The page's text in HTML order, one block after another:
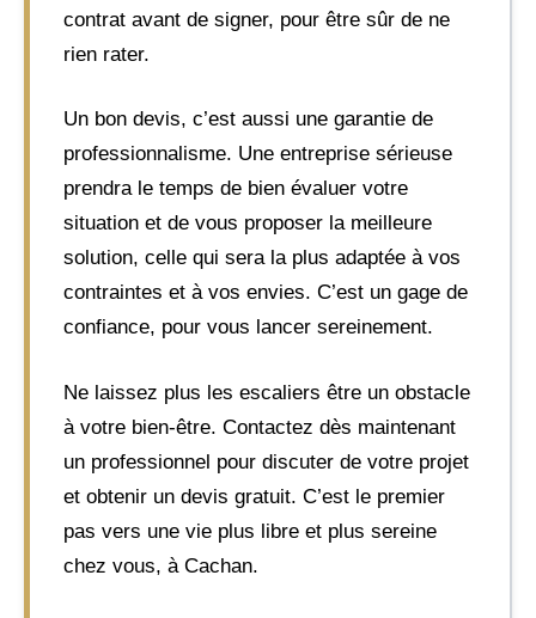
contrat avant de signer, pour être sûr de ne
rien rater.
Un bon devis, c’est aussi une garantie de
professionnalisme. Une entreprise sérieuse
prendra le temps de bien évaluer votre
situation et de vous proposer la meilleure
solution, celle qui sera la plus adaptée à vos
contraintes et à vos envies. C’est un gage de
confiance, pour vous lancer sereinement.
Ne laissez plus les escaliers être un obstacle
à votre bien-être. Contactez dès maintenant
un professionnel pour discuter de votre projet
et obtenir un devis gratuit. C’est le premier
pas vers une vie plus libre et plus sereine
chez vous, à Cachan.